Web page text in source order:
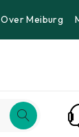
Over Meiburg